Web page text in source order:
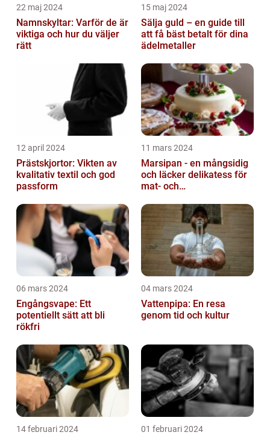
22 maj 2024
Namnskyltar: Varför de är
viktiga och hur du väljer
rätt
15 maj 2024
Sälja guld – en guide till
att få bäst betalt för dina
ädelmetaller
12 april 2024
Prästskjortor: Vikten av
kvalitativ textil och god
passform
11 mars 2024
Marsipan - en mångsidig
och läcker delikatess för
mat- och
06 mars 2024
Engångsvape: Ett
potentiellt sätt att bli
rökfri
04 mars 2024
Vattenpipa: En resa
genom tid och kultur
14 februari 2024 01 februari 2024